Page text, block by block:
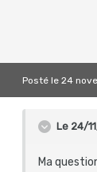
Postéle 24
Le 24/
Ma